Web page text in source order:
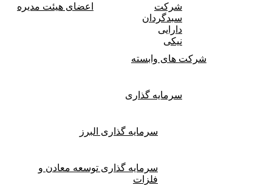
شرکت
سبدگردان
دارایی
نیکی
اعضای هیئت مدیره
شرکت های وابسته
سرمایه گذاری
سرمایه گذاری البرز
سرمایه گذاری توسعه معادن و
فلزات